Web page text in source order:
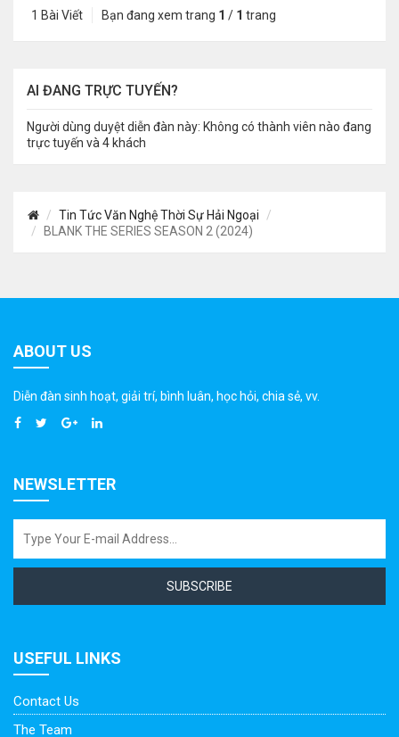
1 Bài Viết Bạn đang xem trang 1 / 1 trang
AI ĐANG TRỰC TUYẾN?
Người dùng duyệt diễn đàn này: Không có thành viên nào đang
trực tuyến và 4 khách
Tin Tức Văn Nghệ Thời Sự Hải Ngoại
BLANK THE SERIES SEASON 2 (2024)
ABOUT US
Diễn đàn sinh hoạt, giải trí, bình luân, học hỏi, chia sẻ, vv.
NEWSLETTER
SUBSCRIBE
USEFUL LINKS
Contact Us
The Team